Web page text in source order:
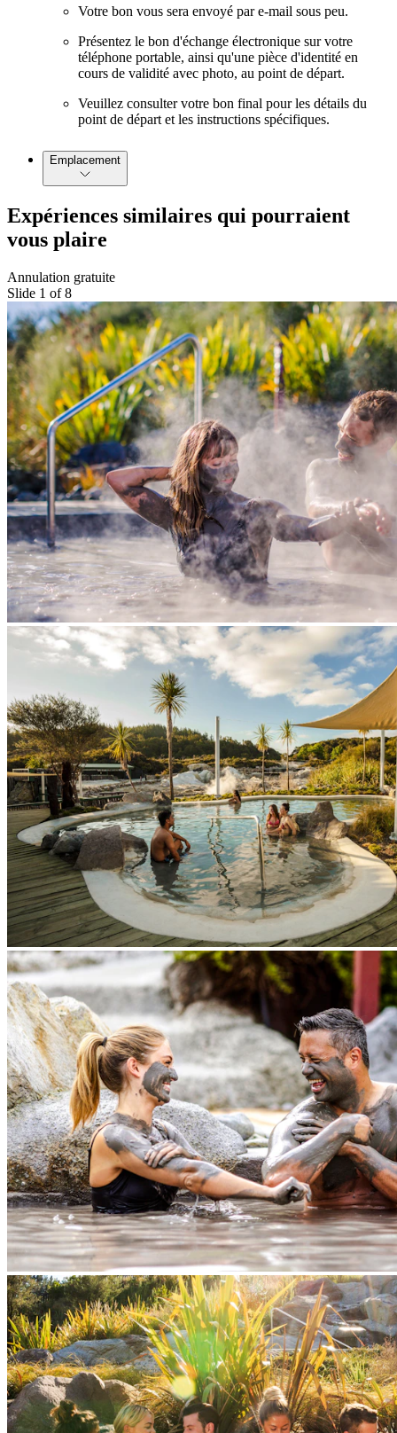
Votre bon vous sera envoyé par e-mail sous peu.
Présentez le bon d'échange électronique sur votre
téléphone portable, ainsi qu'une pièce d'identité en
cours de validité avec photo, au point de départ.
Veuillez consulter votre bon final pour les détails du
point de départ et les instructions spécifiques.
Emplacement
Expériences similaires qui pourraient
vous plaire
Annulation gratuite
Slide 1 of 8